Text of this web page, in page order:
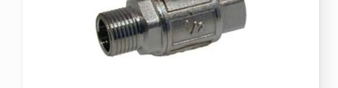
faro solare